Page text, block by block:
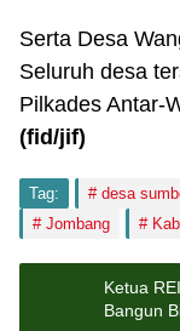
Serta Desa
Seluruh desa
Pilkades Antar-
(fid/jif)
Tag: desa
Jombang
Ketua
Bangun